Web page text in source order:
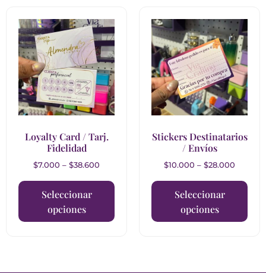
Loyalty Card / Tarj.
Fidelidad
$7.000 – $38.600
Seleccionar
opciones
Stickers Destinatarios
/ Envíos
$10.000 – $28.000
Seleccionar
opciones